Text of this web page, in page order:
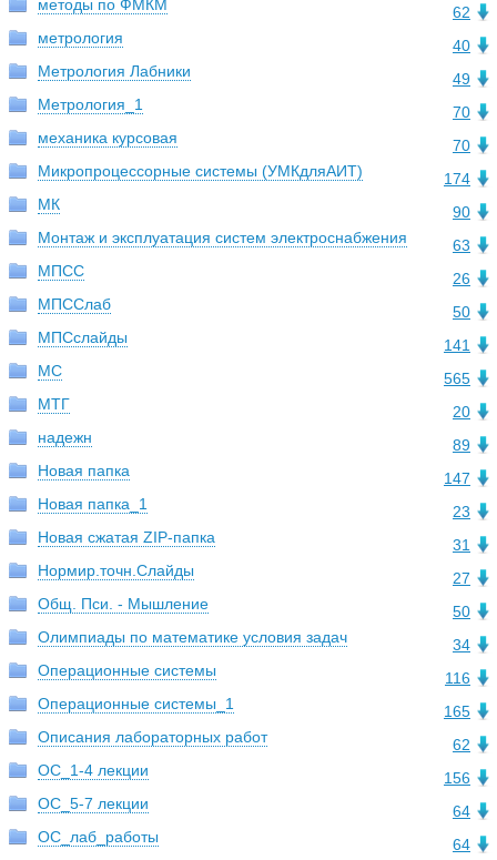
62
методы по ФМКМ
40
метрология
49
Метрология Лабники
70
Метрология_1
70
механика курсовая
174
Микропроцессорные системы (УМКдляАИТ)
90
МК
63
Монтаж и эксплуатация систем электроснабжения
26
МПСС
50
МПССлаб
141
МПСслайды
565
МС
20
МТГ
89
надежн
147
Новая папка
23
Новая папка_1
31
Новая сжатая ZIP-папка
27
Нормир.точн.Слайды
50
Общ. Пси. - Мышление
34
Олимпиады по математике условия задач
116
Операционные системы
165
Операционные системы_1
62
Описания лабораторных работ
156
ОС_1-4 лекции
64
ОС_5-7 лекции
64
ОС_лаб_работы